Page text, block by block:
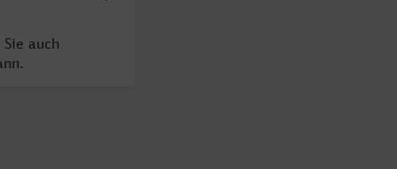
auch